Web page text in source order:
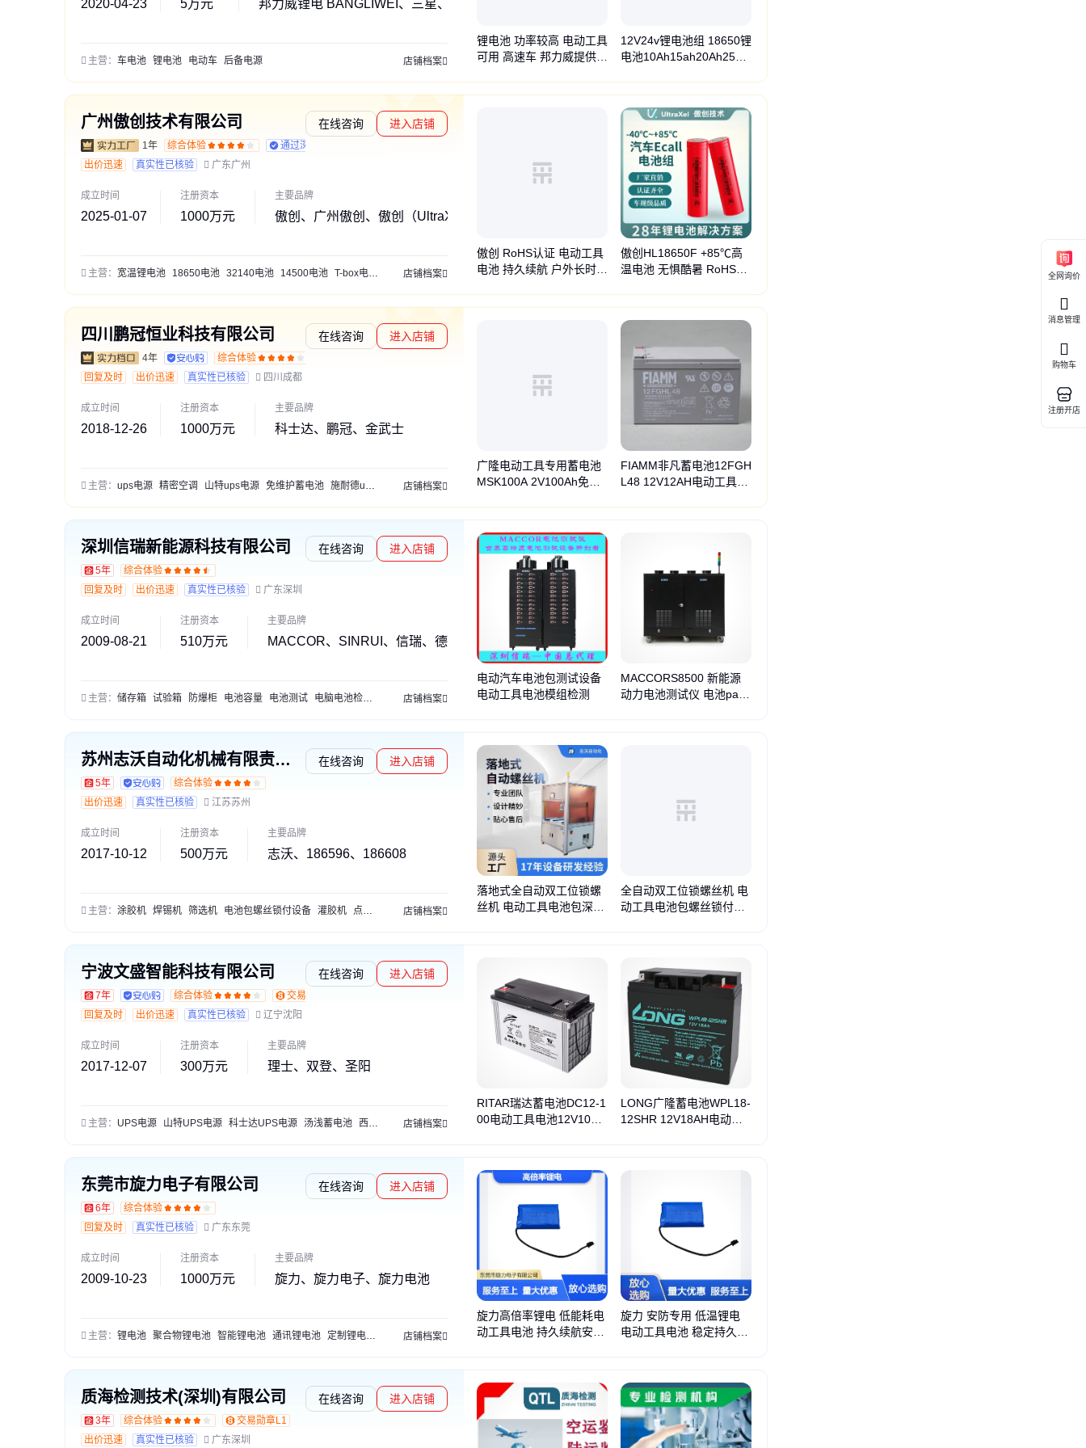
2020-04-23 5万元 邦力威锂电 BANGLIWEI、三星、品昂
主营： 车电池 锂电池 电动车 后备电源 店铺档案
锂电池 功率较高 电动工具
可用 高速车 邦力威提供 4
12V24v锂电池组 18650锂
电池10Ah15ah20Ah25Ah
广州傲创技术有限公司
1年 综合体验 通过深度核验
在线咨询 进入店铺
出价迅速 真实性已核验 广东广州
成立时间
2025-01-07
注册资本
1000万元
主要品牌
傲创、广州傲创、傲创（UltraXel）
主营： 宽温锂电池 18650电池 32140电池 14500电池 T-box电池 安防监控电池 E-call电池 IoT物联网电池 户外电池 GPS电池 冷链物流锁电池 摄像头电池 行车记
店铺档案
傲创 RoHS认证 电动工具
电池 持久续航 户外长时续
傲创HL18650F +85℃高
温电池 无惧酷暑 RoHS认
四川鹏冠恒业科技有限公司
4年 综合体验
在线咨询 进入店铺
回复及时 出价迅速 真实性已核验 四川成都
成立时间
2018-12-26
注册资本
1000万元
主要品牌
科士达、鹏冠、金武士
主营： ups电源 精密空调 山特ups电源 免维护蓄电池 施耐德ups电源 科华ups电源 科士达ups电源 华为ups电源
店铺档案
广隆电动工具专用蓄电池
MSK100A 2V100Ah免补
FIAMM非凡蓄电池12FGH
L48 12V12AH电动工具电
深圳信瑞新能源科技有限公司
5年 综合体验
在线咨询 进入店铺
回复及时 出价迅速 真实性已核验 广东深圳
成立时间
2009-08-21
注册资本
510万元
主要品牌
MACCOR、SINRUI、信瑞、德国宾德
主营： 储存箱 试验箱 防爆柜 电池容量 电池测试 电脑电池检测 锂电池测试 电池包测试 单体电池检测 电池检测设备 汽车电池检测 锂电检测柜 恒温恒湿箱
店铺档案
电动汽车电池包测试设备
电动工具电池模组检测
MACCORS8500 新能源
动力电池测试仪 电池pack
苏州志沃自动化机械有限责任公司
5年 综合体验
在线咨询 进入店铺
出价迅速 真实性已核验 江苏苏州
成立时间
2017-10-12
注册资本
500万元
主要品牌
志沃、186596、186608
主营： 涂胶机 焊锡机 筛选机 电池包螺丝锁付设备 灌胶机 点胶机 装配机 灌胶设备 打胶设备 点胶设备 螺母检测机 自动组装机 点胶滴胶打胶机
店铺档案
落地式全自动双工位锁螺
丝机 电动工具电池包深孔
全自动双工位锁螺丝机 电
动工具电池包螺丝锁付设
宁波文盛智能科技有限公司
7年 综合体验 交易勋章L1
在线咨询 进入店铺
回复及时 出价迅速 真实性已核验 辽宁沈阳
成立时间
2017-12-07
注册资本
300万元
主要品牌
理士、双登、圣阳
主营： UPS电源 山特UPS电源 科士达UPS电源 汤浅蓄电池 西恩迪蓄电池 南都蓄电池 施耐德蓄电池 灯塔蓄电池 德国阳光蓄电池 科士达蓄电池 理士蓄电池
店铺档案
RITAR瑞达蓄电池DC12-1
00电动工具电池12V100A
LONG广隆蓄电池WPL18-
12SHR 12V18AH电动工
东莞市旋力电子有限公司
6年 综合体验
在线咨询 进入店铺
回复及时 真实性已核验 广东东莞
成立时间
2009-10-23
注册资本
1000万元
主要品牌
旋力、旋力电子、旋力电池
主营： 锂电池 聚合物锂电池 智能锂电池 通讯锂电池 定制锂电池 特殊锂电池 锂聚合物电池 18650锂电池 宽温锂电池 锂亚电池 进口锂电池 动力锂电池
店铺档案
旋力高倍率锂电 低能耗电
动工具电池 持久续航安全
旋力 安防专用 低温锂电
电动工具电池 稳定持久高
质海检测技术(深圳)有限公司
3年 综合体验 交易勋章L1
在线咨询 进入店铺
出价迅速 真实性已核验 广东深圳
全网询价
消息管理
购物车
注册开店